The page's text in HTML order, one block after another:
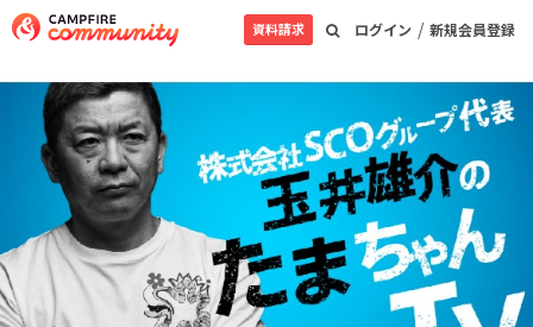
ログイン / 新規会員登録
資料請求